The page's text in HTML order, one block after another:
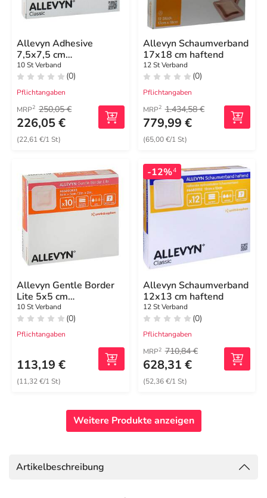
Allevyn Adhesive
7,5x7,5 cm
hydrozell.Verband
10 St Verband
(0)
Pflichtangaben
MRP2 250,05 €
226,05 €
(22,61 €/1 St)
Allevyn Schaumverband
17x18 cm haftend
12 St Verband
(0)
Pflichtangaben
MRP2 1.434,58 €
779,99 €
(65,00 €/1 St)
Allevyn Gentle Border
Lite 5x5 cm
Schaumverband
10 St Verband
(0)
Pflichtangaben
113,19 €
(11,32 €/1 St)
-12%4
Allevyn Schaumverband
12x13 cm haftend
12 St Verband
(0)
Pflichtangaben
MRP2 710,84 €
628,31 €
(52,36 €/1 St)
Weitere Produkte anzeigen
Artikelbeschreibung